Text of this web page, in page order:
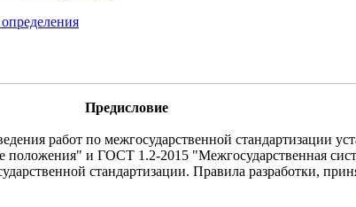
Предисловие
работ по межгосударственной стандартизации
положения" и ГОСТ 1.2-2015 "Межгосударственная
стандартизации. Правила разработки,